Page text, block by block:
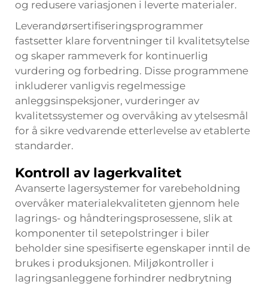
og redusere variasjonen i leverte materialer.
Leverandørsertifiseringsprogrammer
fastsetter klare forventninger til kvalitetsytelse
og skaper rammeverk for kontinuerlig
vurdering og forbedring. Disse programmene
inkluderer vanligvis regelmessige
anleggsinspeksjoner, vurderinger av
kvalitetssystemer og overvåking av ytelsesmål
for å sikre vedvarende etterlevelse av etablerte
standarder.
Kontroll av lagerkvalitet
Avanserte lagersystemer for varebeholdning
overvåker materialekvaliteten gjennom hele
lagrings- og håndteringsprosessene, slik at
komponenter til setepolstringer i biler
beholder sine spesifiserte egenskaper inntil de
brukes i produksjonen. Miljøkontroller i
lagringsanleggene forhindrer nedbrytning